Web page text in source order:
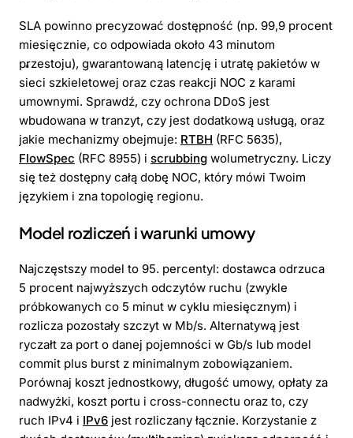
SLA powinno precyzować dostępność (np. 99,9 procent
miesięcznie, co odpowiada około 43 minutom
przestoju), gwarantowaną latencję i utratę pakietów w
sieci szkieletowej oraz czas reakcji NOC z karami
umownymi. Sprawdź, czy ochrona DDoS jest
wbudowana w tranzyt, czy jest dodatkową usługą, oraz
jakie mechanizmy obejmuje: RTBH (RFC 5635),
FlowSpec (RFC 8955) i scrubbing wolumetryczny. Liczy
się też dostępny całą dobę NOC, który mówi Twoim
językiem i zna topologię regionu.
Model rozliczeń i warunki umowy
Najczęstszy model to 95. percentyl: dostawca odrzuca
5 procent najwyższych odczytów ruchu (zwykle
próbkowanych co 5 minut w cyklu miesięcznym) i
rozlicza pozostały szczyt w Mb/s. Alternatywą jest
ryczałt za port o danej pojemności w Gb/s lub model
commit plus burst z minimalnym zobowiązaniem.
Porównaj koszt jednostkowy, długość umowy, opłaty za
nadwyżki, koszt portu i cross-connectu oraz to, czy
ruch IPv4 i IPv6 jest rozliczany łącznie. Korzystanie z